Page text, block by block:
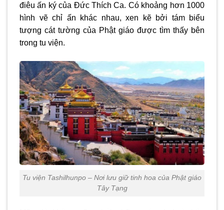
điêu ấn ký của Đức Thích Ca. Có khoảng hơn 1000
hình vẽ chỉ ấn khác nhau, xen kẽ bởi tám biểu
tượng cát tường của Phật giáo được tìm thấy bên
trong tu viện.
Tu viện Tashilhunpo – Nơi lưu giữ tinh hoa của Phật giáo
Tây Tạng